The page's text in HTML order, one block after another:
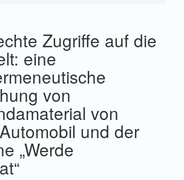
Zugriffe auf die
eine
von
von
und der
„Werde